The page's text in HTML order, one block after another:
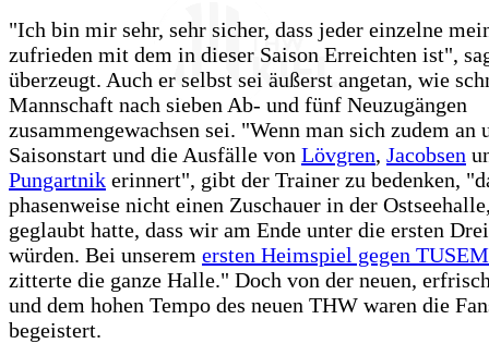
"Ich bin mir sehr, sehr sicher, dass jeder einzelne
zufrieden mit dem in dieser Saison Erreichten ist",
überzeugt. Auch er selbst sei äußerst angetan, wie
Mannschaft nach sieben Ab- und fünf Neuzugängen
zusammengewachsen sei. "Wenn man sich zudem an
Saisonstart und die Ausfälle von Lövgren, Jacobsen
Pungartnik erinnert", gibt der Trainer zu bedenken,
phasenweise nicht einen Zuschauer in der
geglaubt hatte, dass wir am Ende unter die ersten
würden. Bei unserem ersten Heimspiel gegen
zitterte die ganze Halle." Doch von der neuen,
und dem hohen Tempo des neuen THW waren die
begeistert.